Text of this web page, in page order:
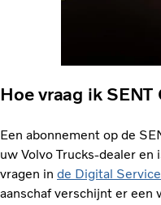
Hoe vraag ik SENT
Een abonnement op de
uw Volvo Trucks-dealer en
vragen in de Digital
aanschaf verschijnt er een